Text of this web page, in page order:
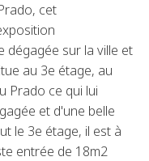
cet
dégagée sur la ville et
au 3e étage, au
Prado ce qui lui
et d'une belle
le 3e étage, il est à
entrée de 18m2